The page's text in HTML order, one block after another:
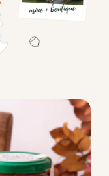
poudre
Fruits
secs
Mélanges
apéritifs
Tartinables
apéritifs